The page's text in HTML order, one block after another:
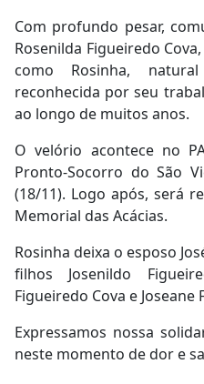
Com profundo pesar,
Rosenilda Figueiredo
como Rosinha,
reconhecida por seu
ao longo de muitos anos.
O velório acontece no
Pronto-Socorro do São
(18/11). Logo após, será
Memorial das Acácias.
Rosinha deixa o esposo
filhos Josenildo
Figueiredo Cova e Joseane
Expressamos nossa
neste momento de dor e